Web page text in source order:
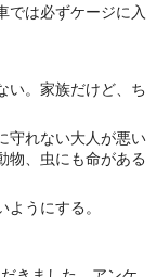
では必ずケージに入
い。家族だけど、ち
守れない大人が悪い
物、虫にも命がある
うにする。